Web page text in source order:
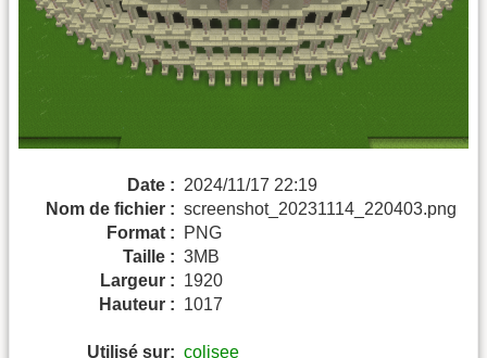
Date : 2024/11/17 22:19
Nom de fichier : screenshot_20231114_220403.png
Format :
PNG
Taille : 3MB
Largeur : 1920
Hauteur : 1017
Utilisé sur: colisee